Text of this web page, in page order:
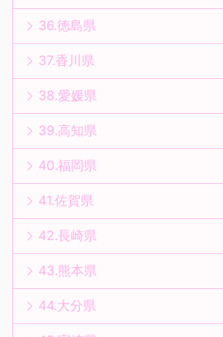
36.徳島県
37.香川県
38.愛媛県
39.高知県
40.福岡県
41.佐賀県
42.長崎県
43.熊本県
44.大分県